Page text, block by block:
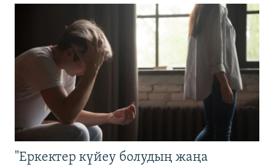
"Еркектер күйеу болудың жаңа